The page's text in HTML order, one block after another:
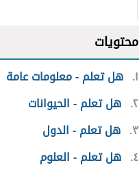
محتويات
١ هل تعلم - معلومات عامة
٢ هل تعلم - الحيوانات
٣ هل تعلم - الدول
٤ هل تعلم - العلوم